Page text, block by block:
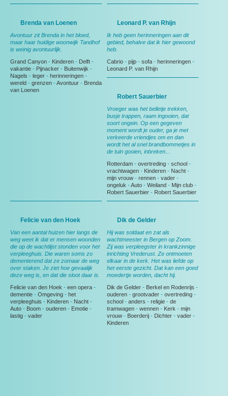
Brenda van Loenen
Avontuur zit Brenda in het bloed,
maar haar huidige woonwijk Tandhof
is weinig avontuurlijk.
Grand Canyon - Kinderen - Delft -
vakantie - Pijnacker - Buitenwijk -
Nagels - leger - herinneringen -
wereld - grenzen -Avontuur - Brenda
van Loenen
Leonard P. van Rhijn
Ik heb geen herinneringen aan dit
gebied, behalve dat ik hier gewoond
heb.
Cabrio - pijp - sofa - herinneringen -
Leonard P. van Rhijn
Robert Sauerbier
Vroeger was het belletje trekken,
busje trappen, raam ingooien, dat
soort ongein. Op een gegeven
moment wordt je ouder, ga je met
verkeerde vriendjes om en dan
wordt het al snel brandbommetjes in
de tuin gooien, inbreken...
Rotterdam - overtreding - school -
vrachtwagen - Kinderen - Nacht -
mijn vrouw - rennen - vader -
ongeluk -Auto - Weiland - Mijn club -
Robert Sauerbier - Robert Sauerbier
Felicie van den Hoek
Van een aantal huizen hier langs de
weg weet ik dat er mensen woonden
die op de wachtlijst stonden voor het
verpleeghuis. Die waren soms zo
dementerend dat ze zomaar de weg
over staken. Je ziet hoe gevaalijk
deze weg is, en dat die sloot daar is.
Felicie van den Hoek - een opera -
dementie - Omgeving - het
verpleeghuis - Kinderen - Nacht -
Auto - Boom - ouderen - Emotie -
lastig - vader
Dik de Gelder
Hij was soldaat en zat als
wachtmeester in Bergen op Zoom.
Zij was verpleegster in krankzinnige
inrichting Vrederust. Ze ontmoeten
elkaar in de kerk. Het was liefde op
het eerste gezicht. Dat kan een goed
moedertje worden, dacht hij.
Dik de Gelder - Berkel en Rodenrijs -
ouderen - grootvader - overtreding -
school - anders - religie - de
tramwagen - wennen - Kerk - mijn
vrouw - Boerderij - Dichter - vader -
Kinderen